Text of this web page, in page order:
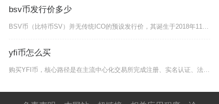
bsv币发行价多少
yfi币怎么买
购买YFI币，核心路径是在主流中心化交易所完成注册、实名认证、法币充值或加密货币转入，再通